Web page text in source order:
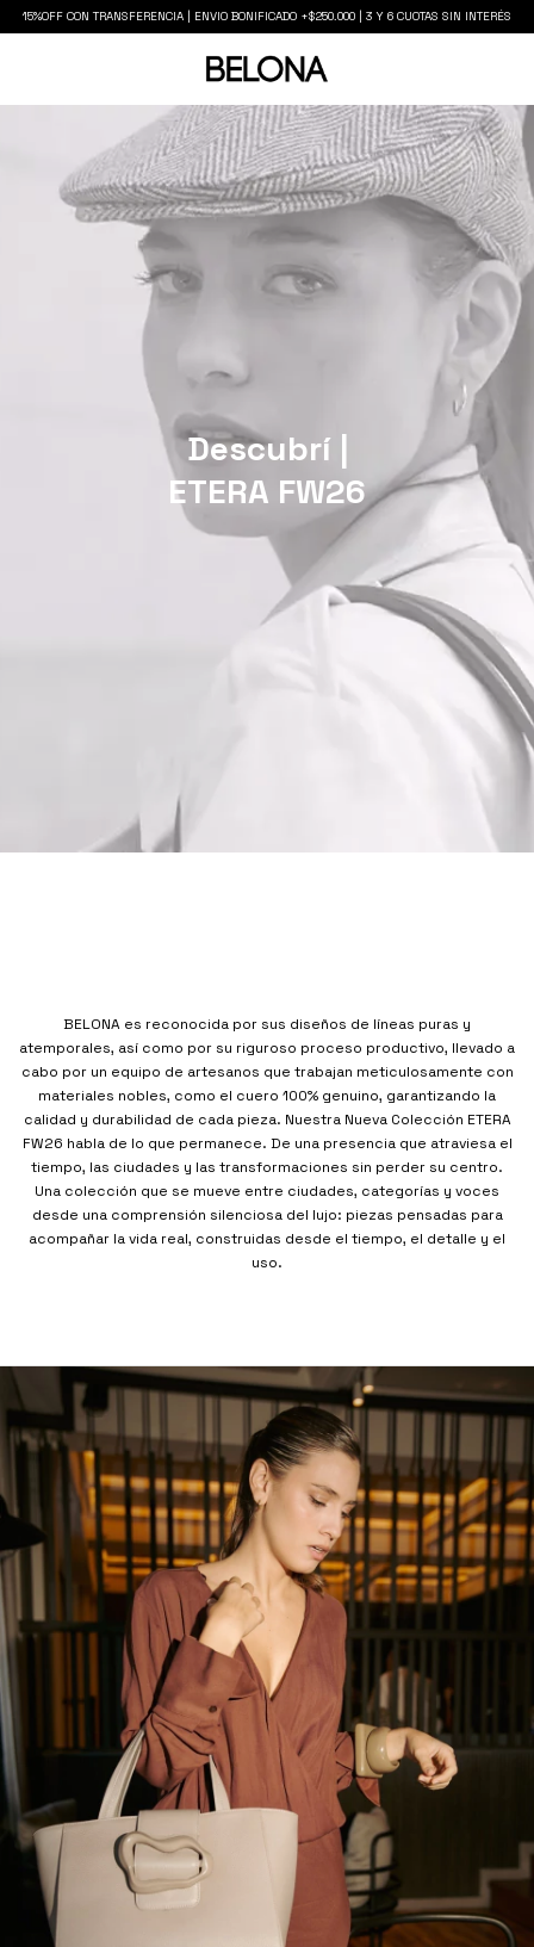
15%OFF CON TRANSFERENCIA | ENVIO BONIFICADO +$250.000 | 3 Y 6 CUOTAS SIN INTERÉS
Descubrí |
ETERA FW26
BELONA es reconocida por sus diseños de líneas puras y
atemporales, así como por su riguroso proceso productivo, llevado a
cabo por un equipo de artesanos que trabajan meticulosamente con
materiales nobles, como el cuero 100% genuino, garantizando la
calidad y durabilidad de cada pieza. Nuestra Nueva Colección ETERA
FW26 habla de lo que permanece. De una presencia que atraviesa el
tiempo, las ciudades y las transformaciones sin perder su centro.
Una colección que se mueve entre ciudades, categorías y voces
desde una comprensión silenciosa del lujo: piezas pensadas para
acompañar la vida real, construidas desde el tiempo, el detalle y el
uso.